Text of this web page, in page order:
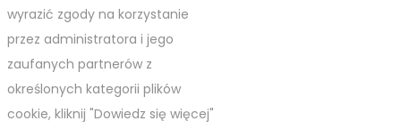
wyrazić zgody na korzystanie
przez administratora i jego
zaufanych partnerów z
określonych kategorii plików
cookie, kliknij "Dowiedz się więcej"